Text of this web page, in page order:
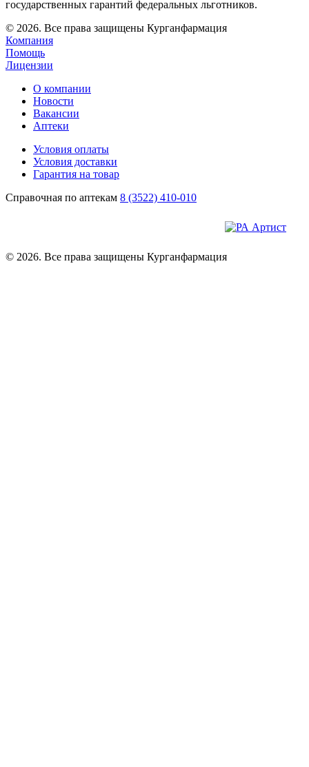
государственных гарантий федеральных льготников.
© 2026. Все права защищены Курганфармация
Компания
Помощь
Лицензии
О компании
Новости
Вакансии
Аптеки
Условия оплаты
Условия доставки
Гарантия на товар
Справочная по аптекам 8 (3522) 410-010
© 2026. Все права защищены Курганфармация